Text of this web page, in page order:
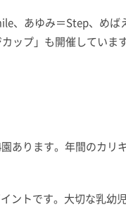
、あゆみ＝Step、め
ップ」も開催しています
あります。年間のカリ
ントです。大切な乳幼